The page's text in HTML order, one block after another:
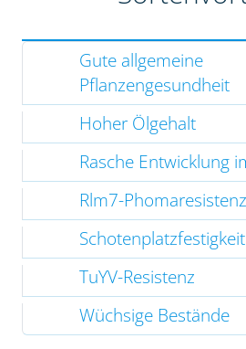
Gute allgemeine
Pflanzengesundheit
Hoher Ölgehalt
Rasche Entwicklung
Rlm7-Phomaresistenz
Schotenplatzfestigkeit
TuYV-Resistenz
Wüchsige Bestände